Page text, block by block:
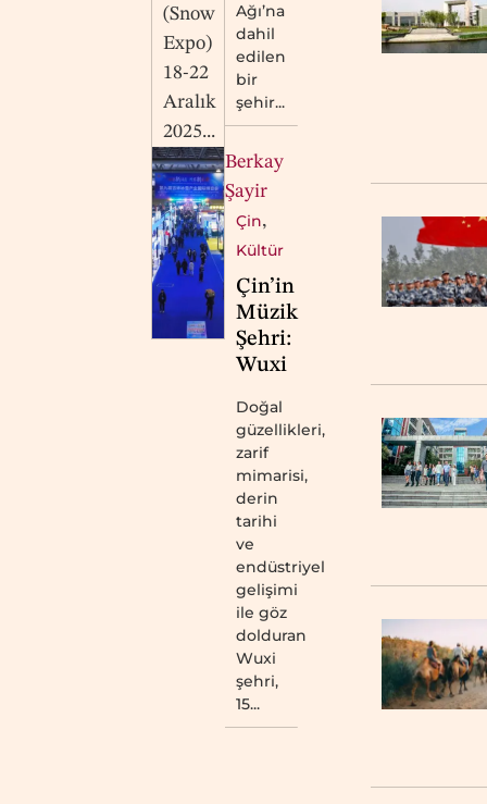
(Snow
Expo)
18-22
Aralık
2025...
Ağı’na
dahil
edilen
bir
şehir...
Berkay
Şayir
Çin,
Kültür
Çin’in
Müzik
Şehri:
Wuxi
Doğal
güzellikleri,
zarif
mimarisi,
derin
tarihi
ve
endüstriyel
gelişimi
ile göz
dolduran
Wuxi
şehri,
15...